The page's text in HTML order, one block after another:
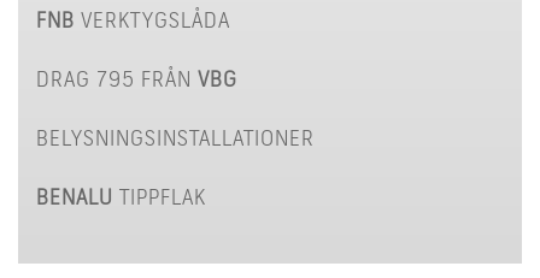
FNB VERKTYGSLÅDA
DRAG 795 FRÅN VBG
BELYSNINGSINSTALLATIONER
BENALU TIPPFLAK